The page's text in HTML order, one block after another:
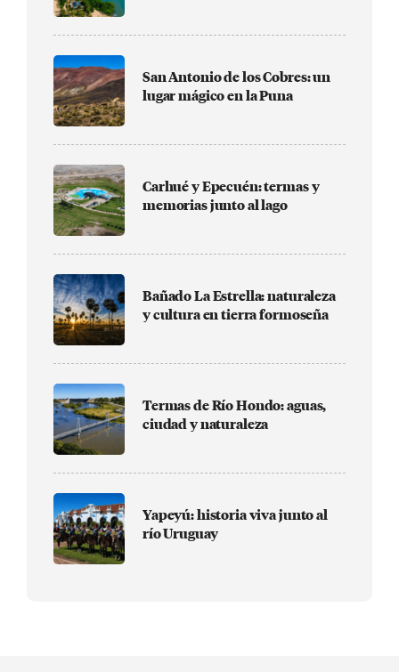
San Antonio de los Cobres: un
lugar mágico en la Puna
Carhué y Epecuén: termas y
memorias junto al lago
Bañado La Estrella: naturaleza
y cultura en tierra formoseña
Termas de Río Hondo: aguas,
ciudad y naturaleza
Yapeyú: historia viva junto al
río Uruguay